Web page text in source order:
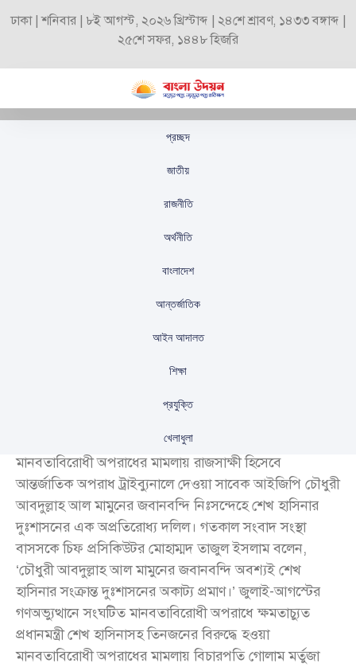
ঢাকা | শনিবার | ৮ই আগস্ট, ২০২৬ খ্রিস্টাব্দ | ২৪শে শ্রাবণ, ১৪৩৩ বঙ্গাব্দ |
২৫শে সফর, ১৪৪৮ হিজরি
প্রচ্ছদ
জাতীয়
রাজনীতি
অর্থনীতি
বাংলাদেশ
আন্তর্জাতিক
আইন আদালত
শিক্ষা
প্রযুক্তি
খেলাধুলা
সাবেক আইজিপির
জবানবন্দি: হাসিনার
দুঃশাসনের অবিচ্ছেদ্য দলিল
প্রকাশিতঃসেপ্টেম্বর ৪, ২০২৫
মানবতাবিরোধী অপরাধের মামলায় রাজসাক্ষী হিসেবে
আন্তর্জাতিক অপরাধ ট্রাইব্যুনালে দেওয়া সাবেক আইজিপি চৌধুরী
আবদুল্লাহ আল মামুনের জবানবন্দি নিঃসন্দেহে শেখ হাসিনার
দুঃশাসনের এক অপ্রতিরোধ্য দলিল। গতকাল সংবাদ সংস্থা
বাসসকে চিফ প্রসিকিউটর মোহাম্মদ তাজুল ইসলাম বলেন,
‘চৌধুরী আবদুল্লাহ আল মামুনের জবানবন্দি অবশ্যই শেখ
হাসিনার সংক্রান্ত দুঃশাসনের অকাট্য প্রমাণ।’ জুলাই-আগস্টের
গণঅভ্যুত্থানে সংঘটিত মানবতাবিরোধী অপরাধে ক্ষমতাচ্যুত
প্রধানমন্ত্রী শেখ হাসিনাসহ তিনজনের বিরুদ্ধে হওয়া
মানবতাবিরোধী অপরাধের মামলায় বিচারপতি গোলাম মর্তুজা